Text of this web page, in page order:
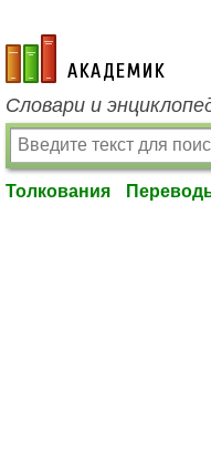
academic.ru
Словари и
Толкования